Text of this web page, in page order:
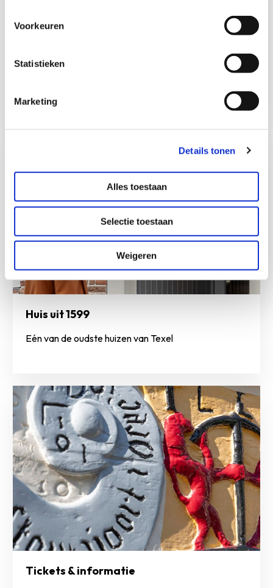
Voorkeuren
Statistieken
Marketing
Details tonen
Alles toestaan
Selectie toestaan
Weigeren
De collectie
Huis uit 1599
Eén van de oudste huizen van Texel
Tickets & informatie